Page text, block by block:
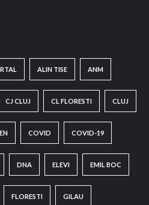
ALIN TISE ANM
CJ CLUJ CL FLORESTI CLUJ
COVID COVID-19
DNA ELEVI EMIL BOC
FLORESTI GILAU